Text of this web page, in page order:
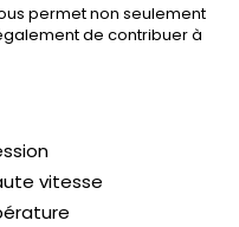
permet non seulement
de contribuer à
vitesse